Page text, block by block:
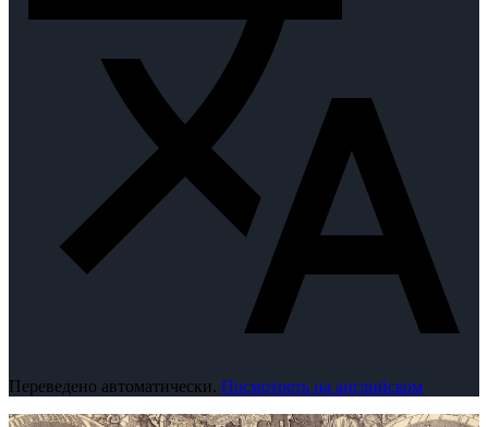
Переведено автоматически. Посмотреть на английском